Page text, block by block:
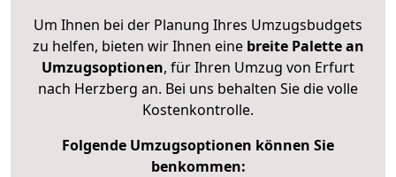
Um Ihnen bei der Planung Ihres Umzugsbudgets
zu helfen, bieten wir Ihnen eine breite Palette an
Umzugsoptionen, für Ihren Umzug von Erfurt
nach Herzberg an. Bei uns behalten Sie die volle
Kostenkontrolle.
Folgende Umzugsoptionen können Sie
benkommen: